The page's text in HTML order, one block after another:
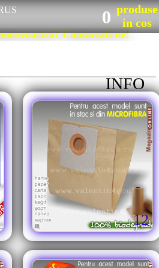
0 produse
in cos
INFO
Contactati-ne!
12